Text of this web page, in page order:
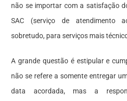
não se importar com a satisfação
SAC (serviço de atendimento
sobretudo, para serviços mais
A grande questão é estipular e
não se refere a somente entregar
data acordada, mas a